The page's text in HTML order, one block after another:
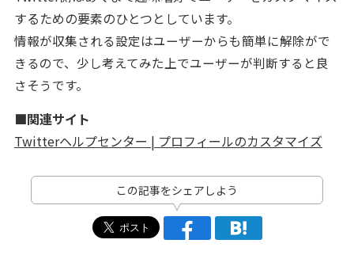
するための要素のひとつとしています。
情報が収集される設定はユーザーからも簡単に解除がで
きるので、少し考えてみた上でユーザーが判断すると良
さそうです。
■関連サイト
Twitterヘルプセンター | プロフィールのカスタマイズ
この記事をシェアしよう